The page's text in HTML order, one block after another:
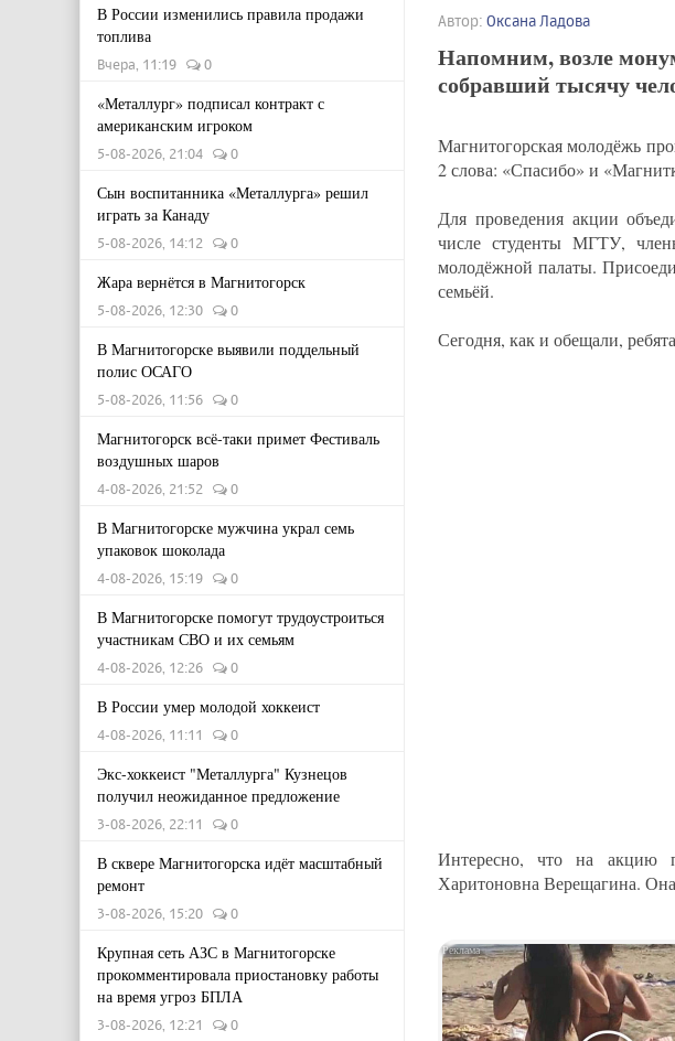
В России изменились правила продажи
топлива
Вчера, 11:19 0
«Металлург» подписал контракт с
американским игроком
5-08-2026, 21:04 0
Сын воспитанника «Металлурга» решил
играть за Канаду
5-08-2026, 14:12 0
Жара вернётся в Магнитогорск
5-08-2026, 12:30 0
В Магнитогорске выявили поддельный
полис ОСАГО
5-08-2026, 11:56 0
Магнитогорск всё-таки примет Фестиваль
воздушных шаров
4-08-2026, 21:52 0
В Магнитогорске мужчина украл семь
упаковок шоколада
4-08-2026, 15:19 0
В Магнитогорске помогут трудоустроиться
участникам СВО и их семьям
4-08-2026, 12:26 0
В России умер молодой хоккеист
4-08-2026, 11:11 0
Экс-хоккеист "Металлурга" Кузнецов
получил неожиданное предложение
3-08-2026, 22:11 0
В сквере Магнитогорска идёт масштабный
ремонт
3-08-2026, 15:20 0
Крупная сеть АЗС в Магнитогорске
прокомментировала приостановку работы
на время угроз БПЛА
3-08-2026, 12:21 0
Автор: Оксана Ладова
Напомним, возле
собравший тысячу
Магнитогорская молодёжь
2 слова: «Спасибо» и
Для проведения акции
числе студенты МГТУ,
молодёжной палаты.
семьёй.
Сегодня, как и обещали,
Интересно, что на акцию
Харитоновна Верещагина.